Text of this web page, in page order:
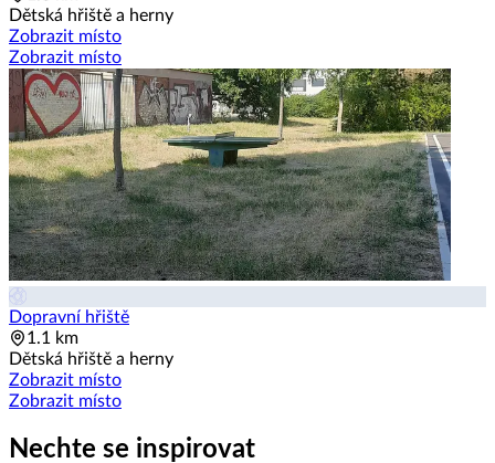
Dětská hřiště a herny
Zobrazit místo
Zobrazit místo
Dopravní hřiště
1.1 km
Dětská hřiště a herny
Zobrazit místo
Zobrazit místo
Nechte se inspirovat